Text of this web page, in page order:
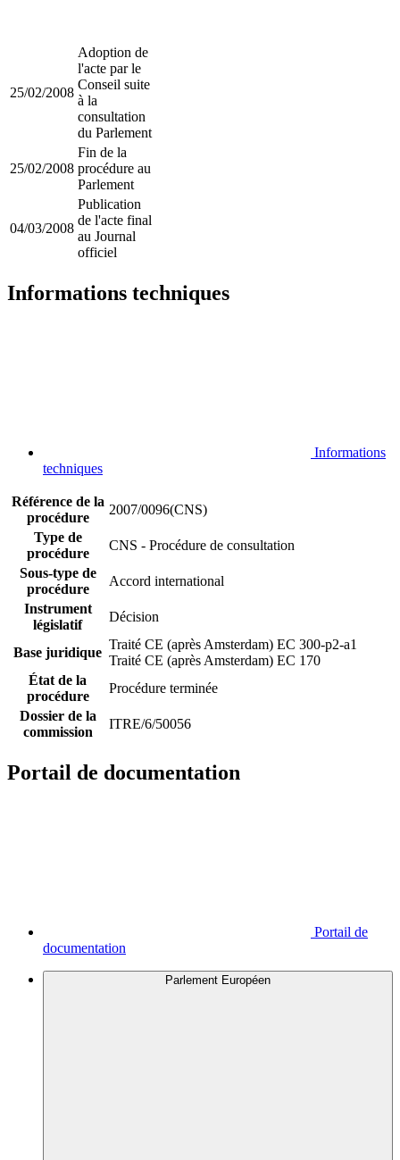
25/02/2008
Adoption de
l'acte par le
Conseil suite
à la
consultation
du Parlement
25/02/2008
Fin de la
procédure au
Parlement
04/03/2008
Publication
de l'acte final
au Journal
officiel
Informations techniques
Informations
techniques
Référence de la
procédure
2007/0096(CNS)
Type de
procédure
CNS - Procédure de consultation
Sous-type de
procédure
Accord international
Instrument
législatif
Décision
Base juridique
Traité CE (après Amsterdam) EC 300-p2-a1
Traité CE (après Amsterdam) EC 170
État de la
procédure
Procédure terminée
Dossier de la
commission
ITRE/6/50056
Portail de documentation
Portail de
documentation
Parlement Européen